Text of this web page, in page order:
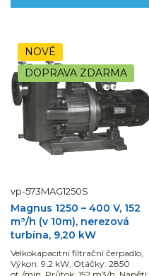
NOVÉ
DOPRAVA ZDARMA
vp-573MAG1250S
Magnus 1250 – 400 V, 152
m³/h (v 10m), nerezová
turbína, 9,20 kW
Velkokapacitní filtrační čerpadlo,
Výkon: 9,2 kW, Otáčky: 2850